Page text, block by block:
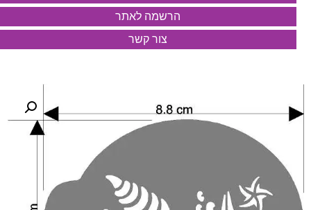
הרשמה לאתר
צור קשר